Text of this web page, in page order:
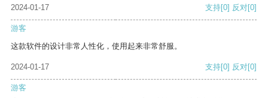
2024-01-17 支持[0] 反对[0]
游客
这款软件的设计非常人性化，使用起来非常舒服。
2024-01-17 支持[0] 反对[0]
游客